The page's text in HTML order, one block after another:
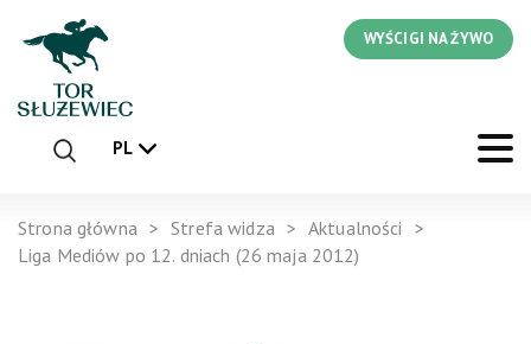
WYŚCIGI NA ŻYWO
PL
Strona główna Strefa widza
Aktualności
Liga Mediów po 12. dniach (26 maja 2012)